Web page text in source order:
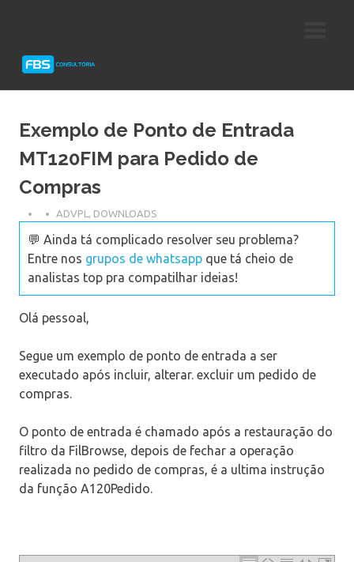
Protheus
Exemplo de Ponto de Entrada
MT120FIM para Pedido de
Compras
ADVPL , DOWNLOADS
💬 Ainda tá complicado resolver seu problema?
Entre nos grupos de whatsapp que tá cheio de
analistas top pra compatilhar ideias!
Olá pessoal,
Segue um exemplo de ponto de entrada a ser
executado após incluir, alterar. excluir um pedido de
compras.
O ponto de entrada é chamado após a restauração do
filtro da FilBrowse, depois de fechar a operação
realizada no pedido de compras, é a ultima instrução
da função A120Pedido.